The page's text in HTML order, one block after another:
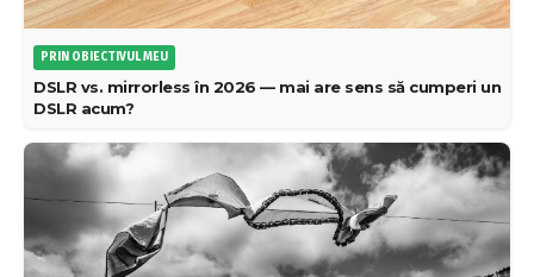
PRIN OBIECTIVUL MEU
DSLR vs. mirrorless în 2026 — mai are sens să cumperi un
DSLR acum?